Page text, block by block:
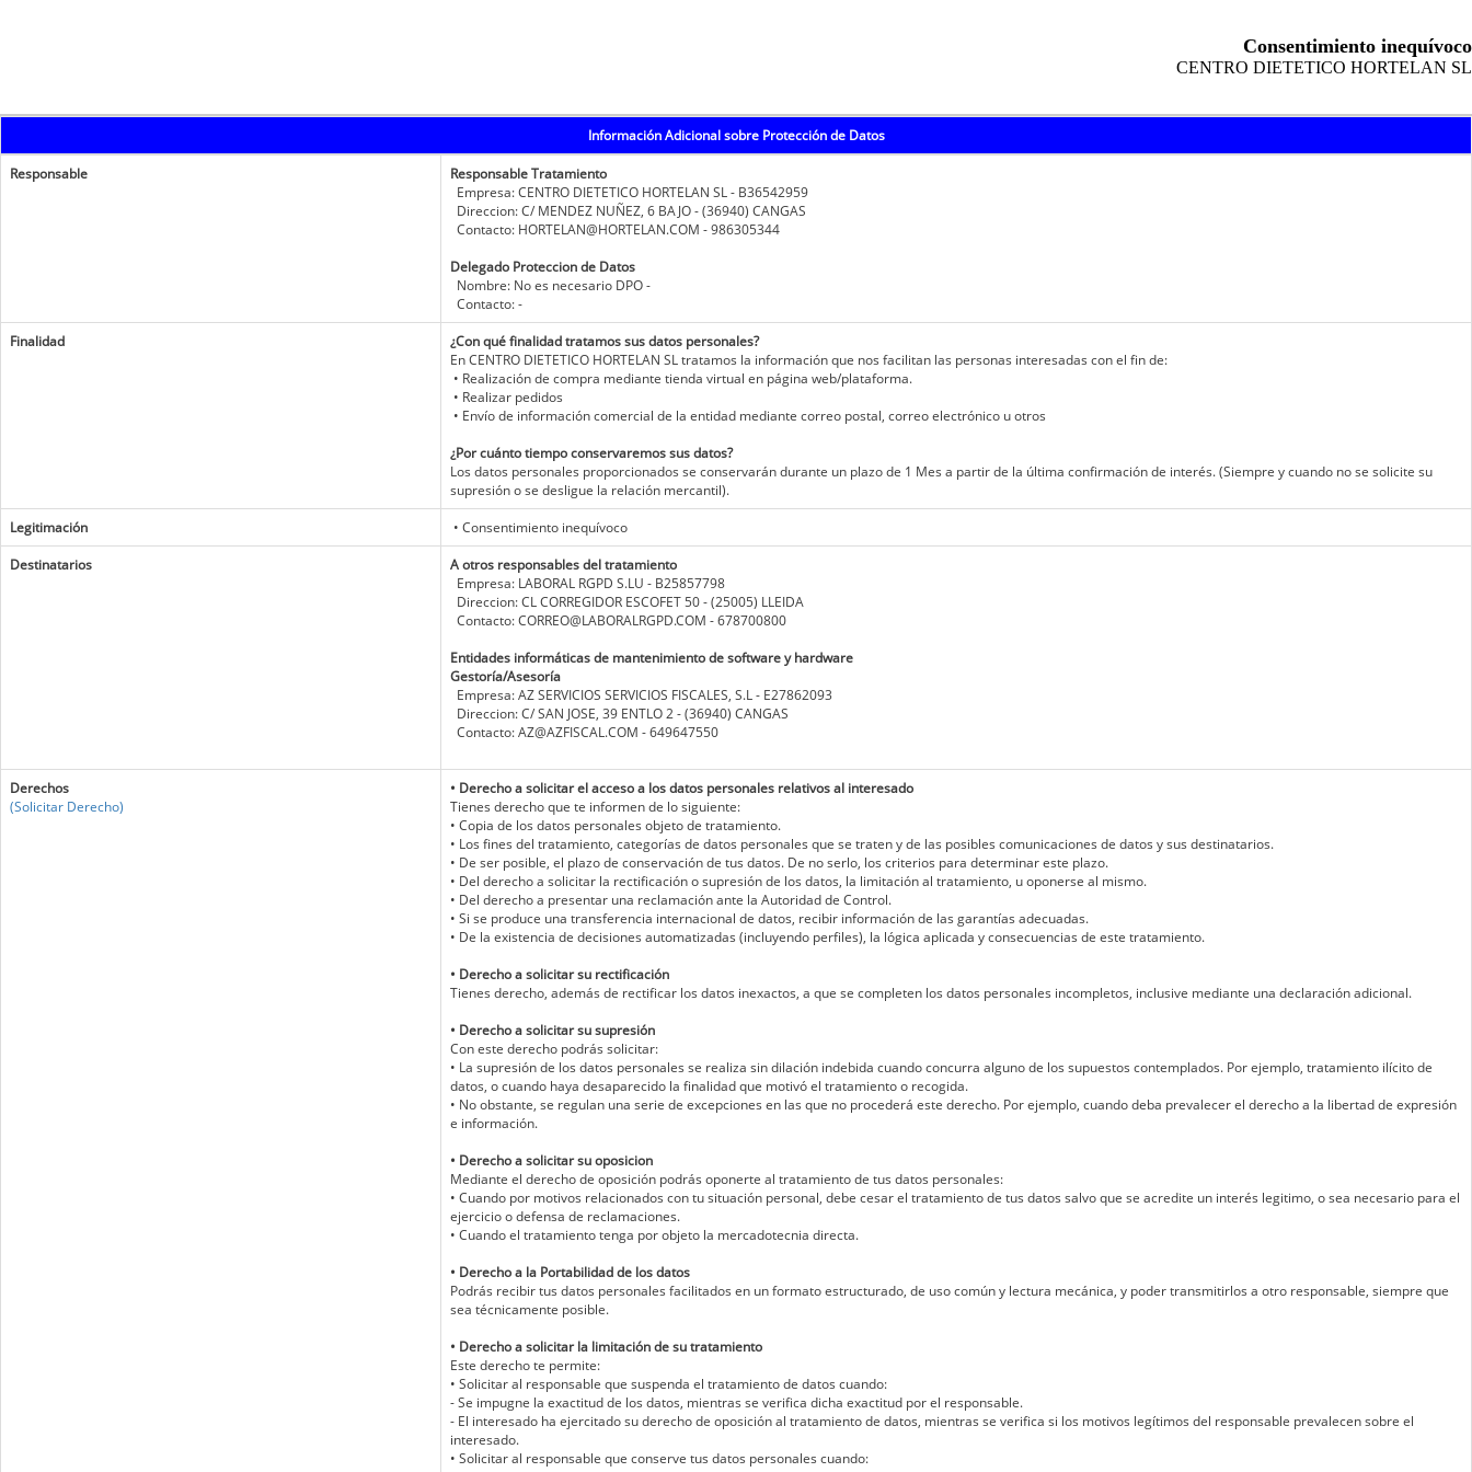
Consentimiento inequívoco
CENTRO DIETETICO HORTELAN SL
Información Adicional sobre Protección de Datos
Responsable
Responsable Tratamiento
Empresa: CENTRO DIETETICO HORTELAN SL - B36542959
Direccion: C/ MENDEZ NUÑEZ, 6 BAJO - (36940) CANGAS
Contacto: HORTELAN@HORTELAN.COM - 986305344
Delegado Proteccion de Datos
Nombre: No es necesario DPO -
Contacto: -
Finalidad
¿Con qué finalidad tratamos sus datos personales?
En CENTRO DIETETICO HORTELAN SL tratamos la información que nos facilitan las personas interesadas con el fin de:
• Realización de compra mediante tienda virtual en página web/plataforma.
• Realizar pedidos
• Envío de información comercial de la entidad mediante correo postal, correo electrónico u otros
¿Por cuánto tiempo conservaremos sus datos?
Los datos personales proporcionados se conservarán durante un plazo de 1 Mes a partir de la última confirmación de interés. (Siempre y cuando no se solicite su
supresión o se desligue la relación mercantil).
Legitimación
• Consentimiento inequívoco
Destinatarios
A otros responsables del tratamiento
Empresa: LABORAL RGPD S.LU - B25857798
Direccion: CL CORREGIDOR ESCOFET 50 - (25005) LLEIDA
Contacto: CORREO@LABORALRGPD.COM - 678700800
Entidades informáticas de mantenimiento de software y hardware
Gestoría/Asesoría
Empresa: AZ SERVICIOS SERVICIOS FISCALES, S.L - E27862093
Direccion: C/ SAN JOSE, 39 ENTLO 2 - (36940) CANGAS
Contacto: AZ@AZFISCAL.COM - 649647550
Derechos
(Solicitar Derecho)
• Derecho a solicitar el acceso a los datos personales relativos al interesado
Tienes derecho que te informen de lo siguiente:
• Copia de los datos personales objeto de tratamiento.
• Los fines del tratamiento, categorías de datos personales que se traten y de las posibles comunicaciones de datos y sus destinatarios.
• De ser posible, el plazo de conservación de tus datos. De no serlo, los criterios para determinar este plazo.
• Del derecho a solicitar la rectificación o supresión de los datos, la limitación al tratamiento, u oponerse al mismo.
• Del derecho a presentar una reclamación ante la Autoridad de Control.
• Si se produce una transferencia internacional de datos, recibir información de las garantías adecuadas.
• De la existencia de decisiones automatizadas (incluyendo perfiles), la lógica aplicada y consecuencias de este tratamiento.
• Derecho a solicitar su rectificación
Tienes derecho, además de rectificar los datos inexactos, a que se completen los datos personales incompletos, inclusive mediante una declaración adicional.
• Derecho a solicitar su supresión
Con este derecho podrás solicitar:
• La supresión de los datos personales se realiza sin dilación indebida cuando concurra alguno de los supuestos contemplados. Por ejemplo, tratamiento ilícito de
datos, o cuando haya desaparecido la finalidad que motivó el tratamiento o recogida.
• No obstante, se regulan una serie de excepciones en las que no procederá este derecho. Por ejemplo, cuando deba prevalecer el derecho a la libertad de expresión
e información.
• Derecho a solicitar su oposicion
Mediante el derecho de oposición podrás oponerte al tratamiento de tus datos personales:
• Cuando por motivos relacionados con tu situación personal, debe cesar el tratamiento de tus datos salvo que se acredite un interés legitimo, o sea necesario para el
ejercicio o defensa de reclamaciones.
• Cuando el tratamiento tenga por objeto la mercadotecnia directa.
• Derecho a la Portabilidad de los datos
Podrás recibir tus datos personales facilitados en un formato estructurado, de uso común y lectura mecánica, y poder transmitirlos a otro responsable, siempre que
sea técnicamente posible.
• Derecho a solicitar la limitación de su tratamiento
Este derecho te permite:
• Solicitar al responsable que suspenda el tratamiento de datos cuando:
- Se impugne la exactitud de los datos, mientras se verifica dicha exactitud por el responsable.
- El interesado ha ejercitado su derecho de oposición al tratamiento de datos, mientras se verifica si los motivos legítimos del responsable prevalecen sobre el
interesado.
• Solicitar al responsable que conserve tus datos personales cuando: